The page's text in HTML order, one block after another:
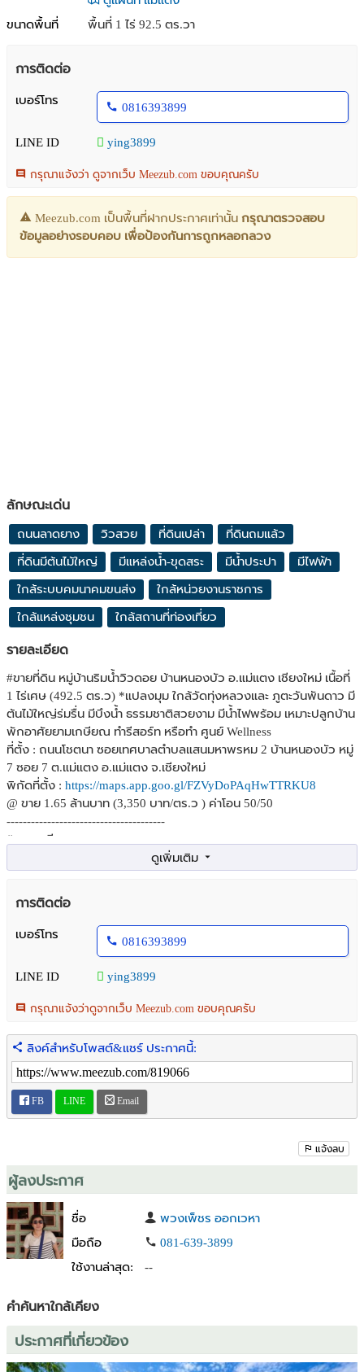
ขนาดพื้นที่
พื้นที่ 1 ไร่ 92.5 ตร.วา
การติดต่อ
เบอร์โทร
0816393899
LINE ID ying3899
กรุณาแจ้งว่า ดูจากเว็บ Meezub.com ขอบคุณครับ
Meezub.com เป็นพื้นที่ฝากประกาศเท่านั้น กรุณาตรวจสอบ
ข้อมูลอย่างรอบคอบ เพื่อป้องกันการถูกหลอกลวง
ลักษณะเด่น
ถนนลาดยาง วิวสวย ที่ดินเปล่า ที่ดินถมแล้ว
ที่ดินมีต้นไม้ใหญ่ มีแหล่งน้ำ-ขุดสระ มีน้ำประปา มีไฟฟ้า
ใกล้ระบบคมนาคมขนส่ง ใกล้หน่วยงานราชการ
ใกล้แหล่งชุมชน ใกล้สถานที่ท่องเที่ยว
รายละเอียด
#ขายที่ดิน หมู่บ้านริมน้ำวิวดอย บ้านหนองบัว อ.แม่แตง เชียงใหม่ เนื้อที่
1 ไร่เศษ (492.5 ตร.ว) *แปลงมุม ใกล้วัดทุ่งหลวงและ ภูตะวันพันดาว มี
ต้นไม้ใหญ่ร่มรื่น มีบึงน้ำ ธรรมชาติสวยงาม มีน้ำไฟพร้อม เหมาะปลูกบ้าน
พักอาศัยยามเกษียณ ทำรีสอร์ท หรือทำ ศูนย์ Wellness
ที่ตั้ง : ถนนโชตนา ซอยเทศบาลตำบลแสนมหาพรหม 2 บ้านหนองบัว หมู่
7 ซอย 7 ต.แม่แตง อ.แม่แตง จ.เชียงใหม่
พิกัดที่ตั้ง : https://maps.app.goo.gl/FZVyDoPAqHwTTRKU8
@ ขาย 1.65 ล้านบาท (3,350 บาท/ตร.ว ) ค่าโอน 50/50
---------------------------------------
#รายละเอียด
- โฉนด น.ส. 4จ. ขนาดที่ดิน 492.5 ตร.ว. รูปแปลงสี่เหลี่ยมผืนผ้า (แปลง
มุม) **ที่ดินติดบึงน้ำใหญ่ในโครงการ
ตะวันออกเฉียงเหนือ)
- ที่ดินถมแล้วเป็นเนินสูง มีต้นไม้ใหญ่ปลูกไว้ร่มรื่นมาก มีน้ำประปา และ
ไฟฟ้า พร้อมปลูกบ้านอาศัย
ก็เป็นชุมชนน่าอยู่ เงียบสงบ ไม่เปลี่ยว
#การเดินทาง และสถานที่ใกล้เคียง
- ถนนหลักเป็นถนนใหญ่คือ ถนนโชตนา ถึงแปลงที่ดินประมาณ 2.3 กม.
(ไม่ลึก เดินทางสะดวก)
- จากถนนหลักโชตนาเข้าถนน ซ.เทศบาลตำบลแสนมหาพรหม 2 (วัดทุ่ง
หลวง) เป็นถนนลาดยางอย่างดี 2 เลน
- จากปากซอยบ้านหนองบัว หมู่ 7 ซอย 7 ถึงแปลงที่ดินประมาณ 450
เมตร
- ใกล้ตลาดแม่มาลัย (7) และสำนักงานขนส่งแม่แตง (2.8)
--------------------------------------------------------
ติดต่อ : หญิง 081-639-3899, Line id : ying3899
บริการฝาก ขาย /เช่า อสังหาริมทรัพย์ ฟรีค่าการตลาด
Winner Estate Co.,Ltd.
#ริมน้ำวิวดอย #บ้านหนองบัว #แม่แตง #วัดทุ่งหลวง #ภูตะวันพันดาว
การติดต่อ
เบอร์โทร
0816393899
LINE ID ying3899
กรุณาแจ้งว่าดูจากเว็บ Meezub.com ขอบคุณครับ
ลิงค์สำหรับโพสต์&แชร์ ประกาศนี้:
FB LINE Email
แจ้งลบ
ผู้ลงประกาศ
ชื่อ
พวงเพ็ชร ออกเวหา
มือถือ
081-639-3899
ใช้งานล่าสุด:
--
คำค้นหาใกล้เคียง
ประกาศที่เกี่ยวข้อง